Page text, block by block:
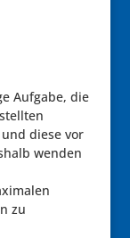
Aufgabe, die
diese vor
wenden
zu